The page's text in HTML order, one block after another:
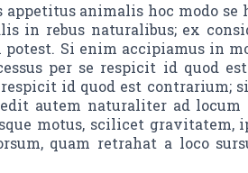
appetitus animalis hoc modo se
in rebus naturalibus; ex
Si enim accipiamus in
per se respicit id quod
id quod est contrarium;
autem naturaliter ad
motus, scilicet gravitatem,
quam retrahat a loco